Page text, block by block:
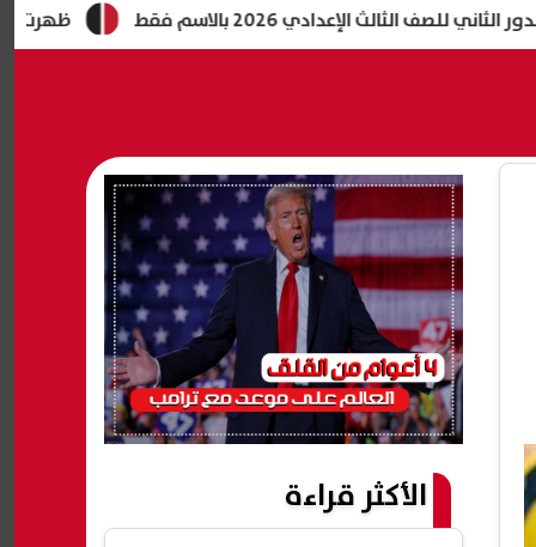
ظهرت الآن كاملة.. نتيجة الشهادة 2026 بالاسم فقط
الأكثر قراءة